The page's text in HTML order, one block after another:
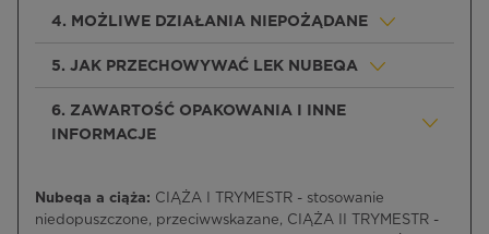
4. MOŻLIWE DZIAŁANIA NIEPOŻĄDANE
5. JAK PRZECHOWYWAĆ LEK NUBEQA
6. ZAWARTOŚĆ OPAKOWANIA I INNE
INFORMACJE
Nubeqa a ciąża: CIĄŻA I TRYMESTR - stosowanie
niedopuszczone, przeciwwskazane, CIĄŻA II TRYMESTR -